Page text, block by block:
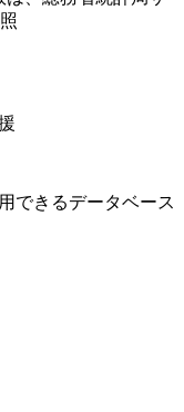
できるデータベース